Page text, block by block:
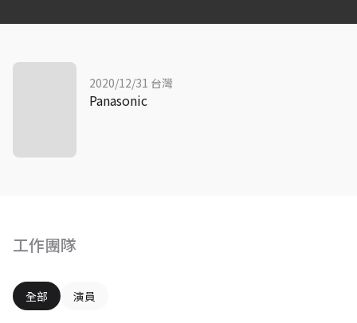
工作團隊
全部 演員
2020/12/31 台灣
Panasonic